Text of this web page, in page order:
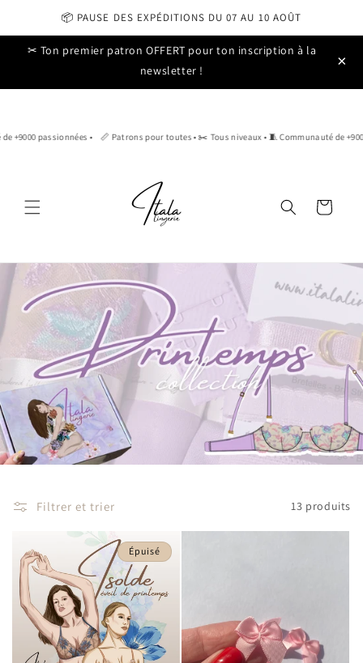
Ignorer et passer
au contenu
✂ Ton premier patron OFFERT pour ton inscription à la
newsletter !
×
passionnées • 📏 Patrons pour toutes • ✂️ Tous niveaux • 🧵 Communauté de +9000
📦 PAUSE DES EXPÉDITIONS DU 07 AU 10 AOÛT
Panier
Filtrer et trier 13 produits
Épuisé